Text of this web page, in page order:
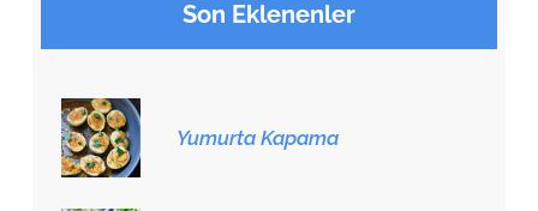
Son Eklenenler
Yumurta Kapama